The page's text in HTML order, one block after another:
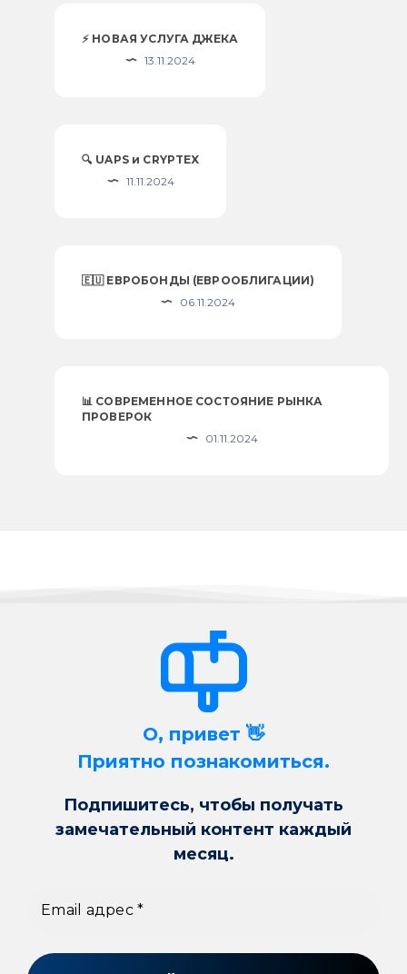
⚡️ НОВАЯ УСЛУГА ДЖЕКА
13.11.2024
🔍 UAPS и CRYPTEX
11.11.2024
🇪🇺 ЕВРОБОНДЫ (ЕВРООБЛИГАЦИИ)
06.11.2024
📊 СОВРЕМЕННОЕ СОСТОЯНИЕ РЫНКА
ПРОВЕРОК
01.11.2024
О, привет 👋
Приятно познакомиться.
Подпишитесь, чтобы получать
замечательный контент каждый
месяц.